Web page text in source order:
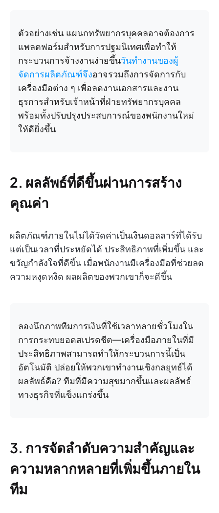
ตัวอย่างเช่น แผนกทรัพยากรบุคคลอาจต้องการ
แพลตฟอร์มสำหรับการปฐมนิเทศเพื่อทำให้
กระบวนการจ้างงานง่ายขึ้นวันทำงานของผู้
จัดการผลิตภัณฑ์จึงอาจรวมถึงการจัดการกับ
เครื่องมือต่าง ๆ เพื่อลดงานเอกสารและงาน
ธุรการสำหรับเจ้าหน้าที่ฝ่ายทรัพยากรบุคคล
พร้อมทั้งปรับปรุงประสบการณ์ของพนักงานใหม่
ให้ดียิ่งขึ้น
2. ผลลัพธ์ที่ดีขึ้นผ่านการสร้าง
คุณค่า
ผลิตภัณฑ์ภายในไม่ได้วัดค่าเป็นเงินดอลลาร์ที่ได้รับ
แต่เป็นเวลาที่ประหยัดได้ ประสิทธิภาพที่เพิ่มขึ้น และ
ขวัญกำลังใจที่ดีขึ้น เมื่อพนักงานมีเครื่องมือที่ช่วยลด
ความหงุดหงิด ผลผลิตของพวกเขาก็จะดีขึ้น
ลองนึกภาพทีมการเงินที่ใช้เวลาหลายชั่วโมงใน
การกระทบยอดสเปรดชีต—เครื่องมือภายในที่มี
ประสิทธิภาพสามารถทำให้กระบวนการนี้เป็น
อัตโนมัติ ปล่อยให้พวกเขาทำงานเชิงกลยุทธ์ได้
ผลลัพธ์คือ? ทีมที่มีความสุขมากขึ้นและผลลัพธ์
ทางธุรกิจที่แข็งแกร่งขึ้น
3. การจัดลำดับความสำคัญและ
ความหลากหลายที่เพิ่มขึ้นภายใน
ทีม